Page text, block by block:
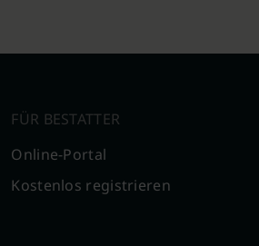
FÜR BESTATTER
Online-Portal
Kostenlos registrieren